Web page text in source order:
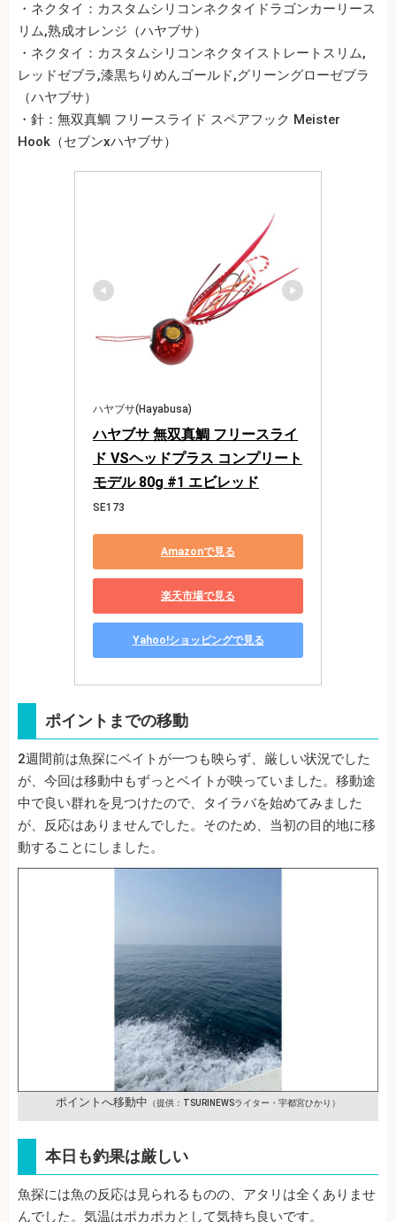
・ネクタイ：カスタムシリコンネクタイドラゴンカーリース
リム,熟成オレンジ（ハヤブサ）
・ネクタイ：カスタムシリコンネクタイストレートスリム,
レッドゼブラ,漆黒ちりめんゴールド,グリーングローゼブラ
（ハヤブサ）
・針：無双真鯛 フリースライド スペアフック Meister
Hook（セブンxハヤブサ）
ハヤブサ(Hayabusa)
ハヤブサ 無双真鯛 フリースライ
ド VSヘッドプラス コンプリート
モデル 80g #1 エビレッド
SE173
Amazonで見る
楽天市場で見る
Yahoo!ショッピングで見る
ポイントまでの移動
2週間前は魚探にベイトが一つも映らず、厳しい状況でした
が、今回は移動中もずっとベイトが映っていました。移動途
中で良い群れを見つけたので、タイラバを始めてみました
が、反応はありませんでした。そのため、当初の目的地に移
動することにしました。
ポイントへ移動中 （提供：TSURINEWSライター・宇都宮ひかり）
本日も釣果は厳しい
魚探には魚の反応は見られるものの、アタリは全くありませ
んでした。気温はポカポカとして気持ち良いです。